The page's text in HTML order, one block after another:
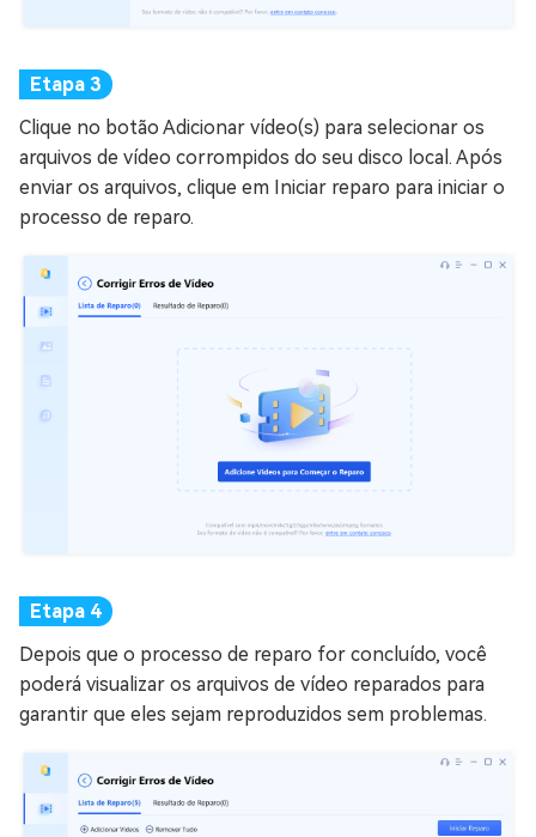
Clique no botão Adicionar vídeo(s) para selecionar os
arquivos de vídeo corrompidos do seu disco local. Após
enviar os arquivos, clique em Iniciar reparo para iniciar o
processo de reparo.
Depois que o processo de reparo for concluído, você
poderá visualizar os arquivos de vídeo reparados para
garantir que eles sejam reproduzidos sem problemas.